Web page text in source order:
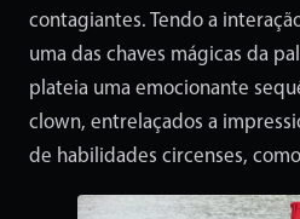
contagiantes. Tendo a
uma das chaves mágicas da
plateia uma emocionante
clown, entrelaçados a
de habilidades circenses,